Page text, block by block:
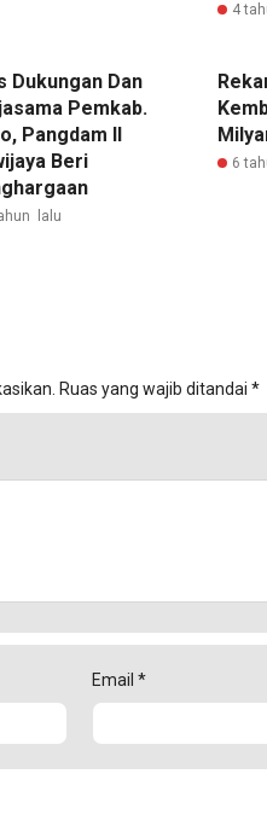
4
Dukungan Dan
Pemkab.
Pangdam II
Beri
lalu
6
Ruas yang wajib ditandai *
Email *